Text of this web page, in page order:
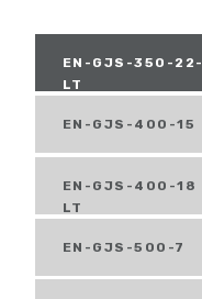
EN-GJS-350-22-
LT
EN-GJS-400-15
EN-GJS-400-18
LT
EN-GJS-500-7